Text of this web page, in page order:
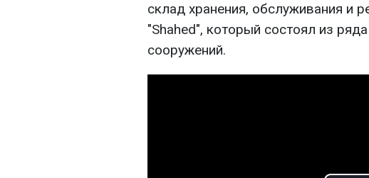
склад хранения, обслуживания и
"Shahed", который состоял из
сооружений.